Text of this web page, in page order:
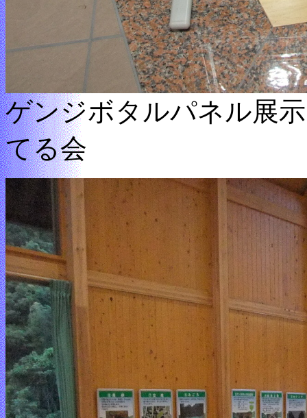
ゲンジボタルパネル展
てる会